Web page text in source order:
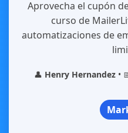
Aprovecha el cupón
curso de
automatizaciones de
👤 Henry Hernandez •